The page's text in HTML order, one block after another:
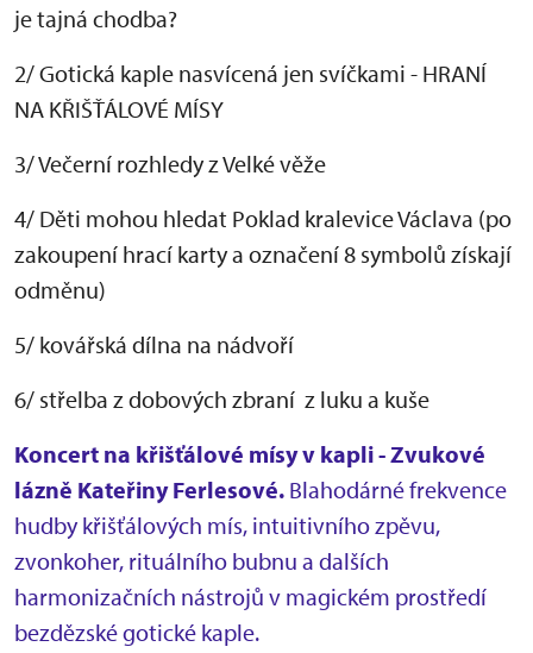
je tajná chodba?
2/ Gotická kaple nasvícená jen svíčkami - HRANÍ
NA KŘIŠŤÁLOVÉ MÍSY
3/ Večerní rozhledy z Velké věže
4/ Děti mohou hledat Poklad kralevice Václava (po
zakoupení hrací karty a označení 8 symbolů získají
odměnu)
5/ kovářská dílna na nádvoří
6/ střelba z dobových zbraní z luku a kuše
Koncert na křišťálové mísy v kapli - Zvukové
lázně Kateřiny Ferlesové. Blahodárné frekvence
hudby křišťálových mís, intuitivního zpěvu,
zvonkoher, rituálního bubnu a dalších
harmonizačních nástrojů v magickém prostředí
bezdězské gotické kaple.